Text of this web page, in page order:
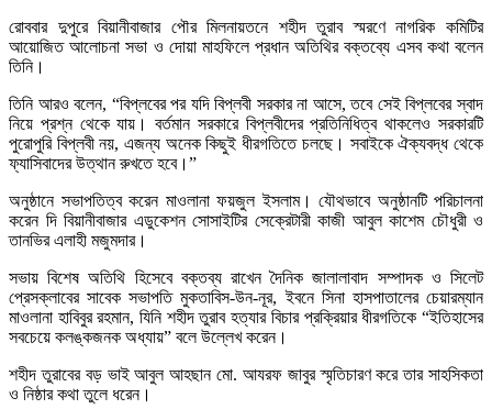
রোববার দুপুরে বিয়ানীবাজার পৌর মিলনায়তনে শহীদ তুরাব স্মরণে নাগরিক কমিটির
আয়োজিত আলোচনা সভা ও দোয়া মাহফিলে প্রধান অতিথির বক্তব্যে এসব কথা বলেন
তিনি।
তিনি আরও বলেন, “বিপ্লবের পর যদি বিপ্লবী সরকার না আসে, তবে সেই বিপ্লবের স্বাদ
নিয়ে প্রশ্ন থেকে যায়। বর্তমান সরকারে বিপ্লবীদের প্রতিনিধিত্ব থাকলেও সরকারটি
পুরোপুরি বিপ্লবী নয়, এজন্য অনেক কিছুই ধীরগতিতে চলছে। সবাইকে ঐক্যবদ্ধ থেকে
ফ্যাসিবাদের উত্থান রুখতে হবে।”
অনুষ্ঠানে সভাপতিত্ব করেন মাওলানা ফয়জুল ইসলাম। যৌথভাবে অনুষ্ঠানটি পরিচালনা
করেন দি বিয়ানীবাজার এডুকেশন সোসাইটির সেক্রেটারী কাজী আবুল কাশেম চৌধুরী ও
তানভির এলাহী মজুমদার।
সভায় বিশেষ অতিথি হিসেবে বক্তব্য রাখেন দৈনিক জালালাবাদ সম্পাদক ও সিলেট
প্রেসক্লাবের সাবেক সভাপতি মুকতাবিস-উন-নূর, ইবনে সিনা হাসপাতালের চেয়ারম্যান
মাওলানা হাবিবুর রহমান, যিনি শহীদ তুরাব হত্যার বিচার প্রক্রিয়ার ধীরগতিকে “ইতিহাসের
সবচেয়ে কলঙ্কজনক অধ্যায়” বলে উল্লেখ করেন।
শহীদ তুরাবের বড় ভাই আবুল আহছান মো. আযরফ জাবুর স্মৃতিচারণ করে তার সাহসিকতা
ও নিষ্ঠার কথা তুলে ধরেন।